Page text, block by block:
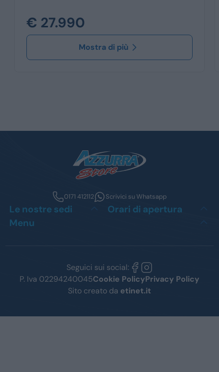
€ 27.990
Mostra di più
0171 412112 Scrivici su Whatsapp
Le nostre sedi
Orari di apertura
Menu
Seguici sui social:
P. Iva 02294240045Cookie PolicyPrivacy Policy
Sito creato da etinet.it